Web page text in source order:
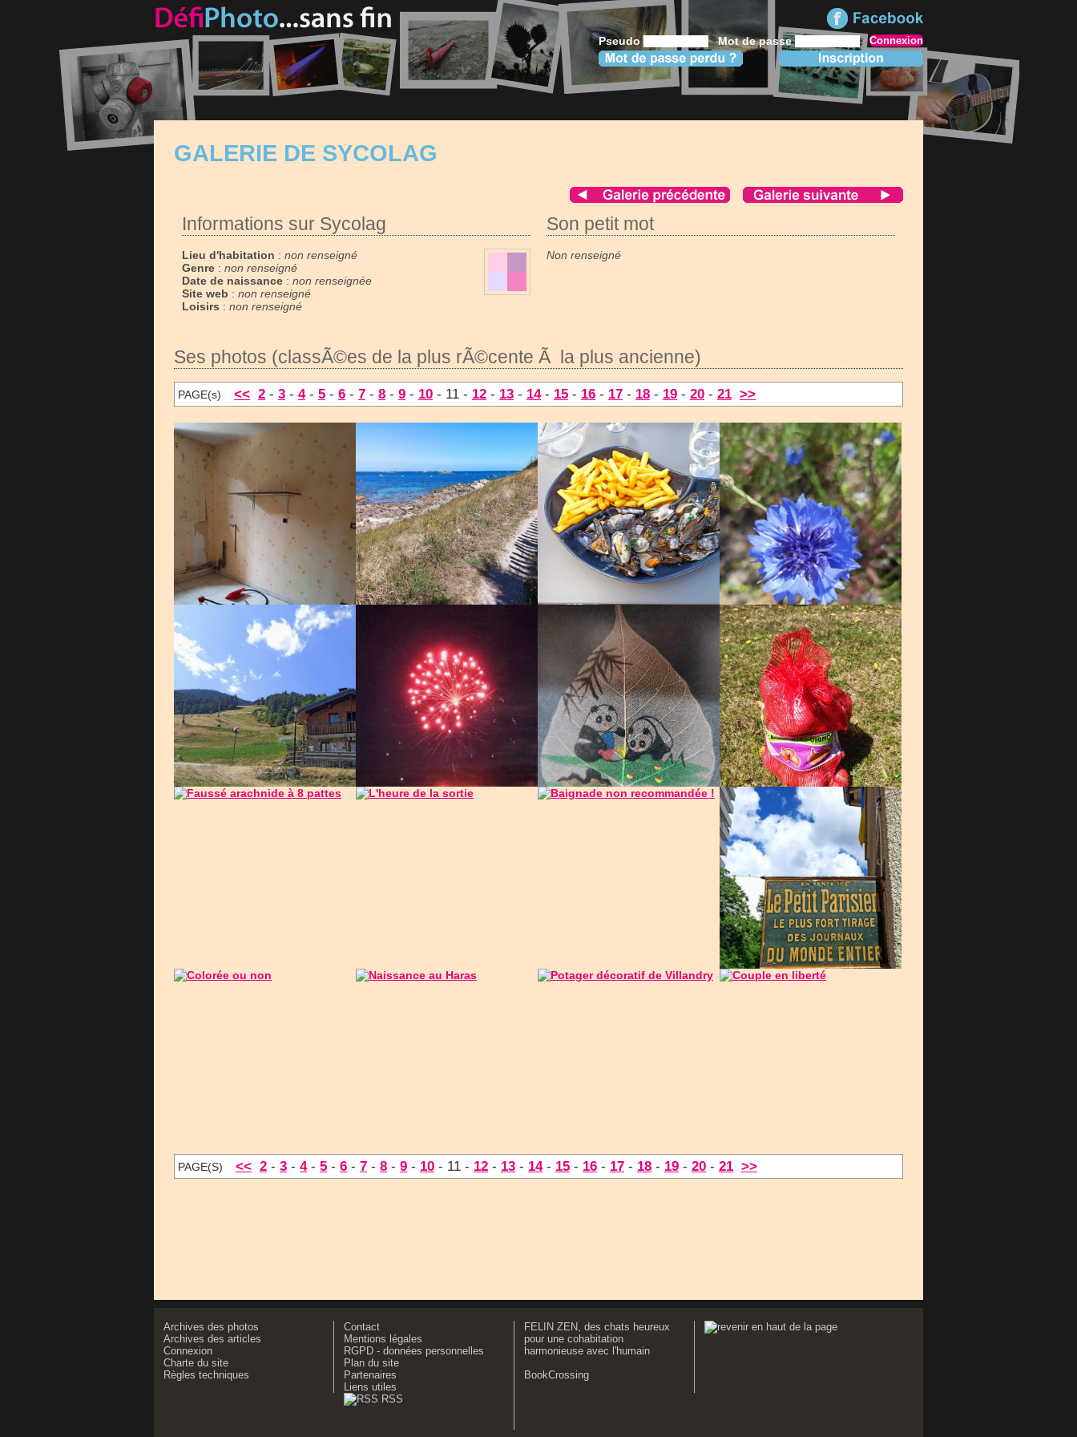
Pseudo Mot de passe
GALERIE DE SYCOLAG
Informations sur Sycolag
Lieu d'habitation : non renseigné
Genre : non renseigné
Date de naissance : non renseignée
Site web : non renseigné
Loisirs : non renseigné
Son petit mot
Non renseigné
Ses photos (classÃ©es de la plus rÃ©cente Ã la plus ancienne)
PAGE(s) << 2 - 3 - 4- 5 - 6 - 7 - 8 - 9 - 10 - 11 - 12 - 13 - 14- 15 - 16 - 17 - 18 - 19 - 20 - 21 >>
PAGE(S) << 2 - 3 - 4- 5 - 6 - 7 - 8 - 9 - 10 - 11 - 12 - 13 - 14- 15 - 16 - 17 - 18 - 19 - 20 - 21 >>
Archives des photos
Archives des articles
Connexion
Charte du site
Règles techniques
Contact
Mentions légales
RGPD - données personnelles
Plan du site
Partenaires
Liens utiles
RSS
FELIN ZEN, des chats heureux
pour une cohabitation
harmonieuse avec l'humain
BookCrossing